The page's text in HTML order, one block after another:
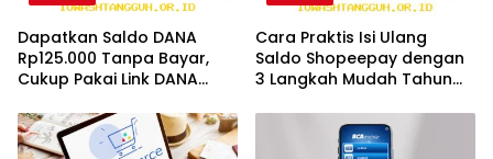
Dapatkan Saldo DANA
Rp125.000 Tanpa Bayar,
Cukup Pakai Link DANA
Mudahnya
Cara Praktis Isi Ulang
Saldo Shopeepay dengan
3 Langkah Mudah Tahun